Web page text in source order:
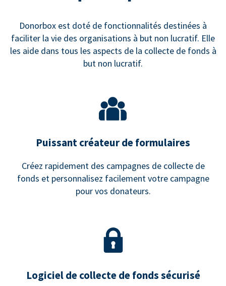
Donorbox est doté de fonctionnalités destinées à
faciliter la vie des organisations à but non lucratif. Elle
les aide dans tous les aspects de la collecte de fonds à
but non lucratif.
Puissant créateur de formulaires
Créez rapidement des campagnes de collecte de
fonds et personnalisez facilement votre campagne
pour vos donateurs.
Logiciel de collecte de fonds sécurisé